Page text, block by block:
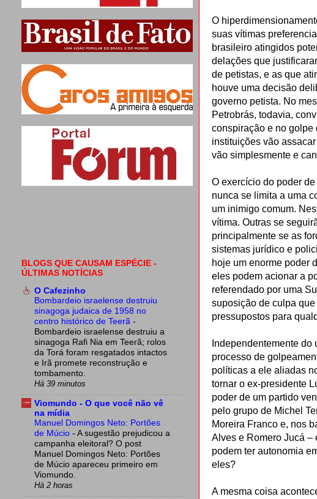
O
suas vítimas
brasileiro atingidos
delações que
de petistas, e as que
houve uma decisão
governo petista. No
Petrobrás, todavia,
conspiração e no golpe
instituições vão
vão simplesmente e
O exercício do poder
nunca se limita a uma
um inimigo comum.
vítima. Outras se
principalmente se as
sistemas jurídico e
hoje um enorme poder
eles podem acionar a
referendado por uma
suposição de culpa
pressupostos para
Independentemente
processo de
políticas a ele aliadas
tornar o ex-presidente
poder de um partido
pelo grupo de Michel
Moreira Franco e, nos
Alves e Romero Jucá –
podem ter autonomia
eles?
A mesma coisa
BLOGS QUE CAUSAM ESPÉCIE -
ÚLTIMAS NOTÍCIAS
O Cafezinho
Bombardeio israelense destruiu
sinagoga judaica de 1958 no
centro histórico de Teerã -
Bombardeio israelense destruiu a
sinagoga Rafi Nia em Teerã; rolos
da Torá foram resgatados intactos
e Irã promete reconstrução e
tombamento.
Há 39 minutos
Viomundo - O que você não vê
na mídia
Manuel Domingos Neto: Portões
de Múcio - A sugestão prejudicou a
campanha eleitoral? O post
Manuel Domingos Neto: Portões
de Múcio apareceu primeiro em
Viomundo.
Há 2 horas